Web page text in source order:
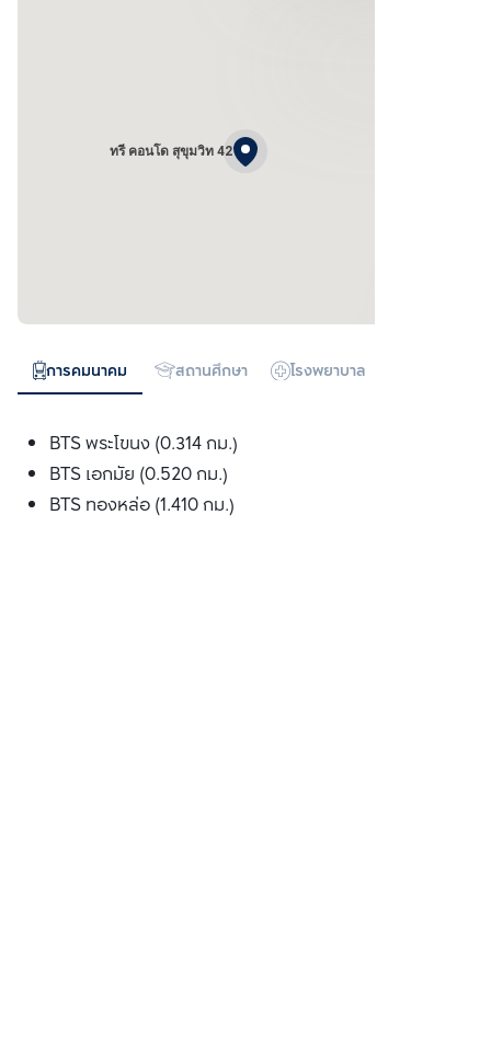
ทรี คอนโด สุขุมวิท 42
การคมนาคม สถานศึกษา โรงพยาบาล
BTS พระโขนง (0.314 กม.)
BTS เอกมัย (0.520 กม.)
BTS ทองหล่อ (1.410 กม.)